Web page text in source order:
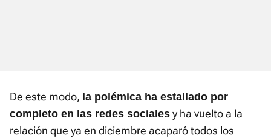
De este modo, la polémica ha estallado por
completo en las redes sociales y ha vuelto a la
relación que ya en diciembre acaparó todos los